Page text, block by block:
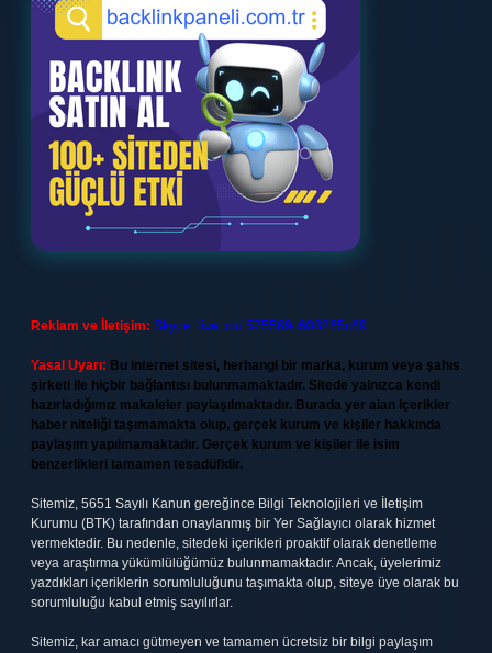
Reklam ve İletişim: Skype: live:.cid.575569c608265c69
Yasal Uyarı: Bu internet sitesi, herhangi bir marka, kurum veya şahıs
şirketi ile hiçbir bağlantısı bulunmamaktadır. Sitede yalnızca kendi
hazırladığımız makaleler paylaşılmaktadır. Burada yer alan içerikler
haber niteliği taşımamakta olup, gerçek kurum ve kişiler hakkında
paylaşım yapılmamaktadır. Gerçek kurum ve kişiler ile isim
benzerlikleri tamamen tesadüfidir.
Sitemiz, 5651 Sayılı Kanun gereğince Bilgi Teknolojileri ve İletişim
Kurumu (BTK) tarafından onaylanmış bir Yer Sağlayıcı olarak hizmet
vermektedir. Bu nedenle, sitedeki içerikleri proaktif olarak denetleme
veya araştırma yükümlülüğümüz bulunmamaktadır. Ancak, üyelerimiz
yazdıkları içeriklerin sorumluluğunu taşımakta olup, siteye üye olarak bu
sorumluluğu kabul etmiş sayılırlar.
Sitemiz, kar amacı gütmeyen ve tamamen ücretsiz bir bilgi paylaşım